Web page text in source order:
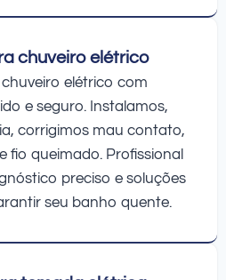
chuveiro elétrico
elétrico com
e seguro. Instalamos,
corrigimos mau contato,
fio queimado. Profissional
preciso e soluções
seu banho quente.